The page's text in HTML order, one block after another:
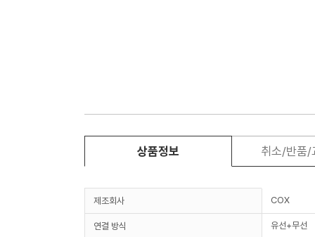
상품정보 취소/반품/
제조회사 COX
연결 방식 유선+무선